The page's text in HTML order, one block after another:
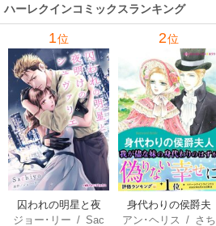
ン･ウィール/ 津寺
里可子
ハーレクインコミックスランキング
1位
囚われの明星と夜
明けのシュヴァリ
ジョー･リー /Sac
2位
身代わりの侯爵夫
人
アン･ヘリス / さち